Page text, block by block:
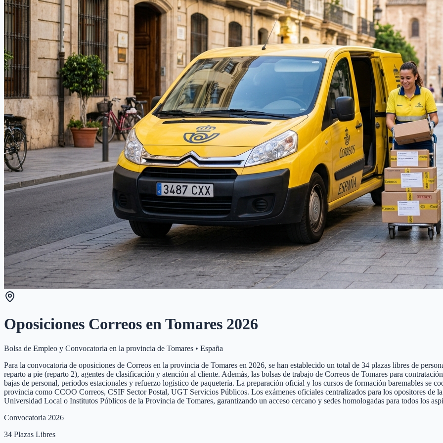
Oposiciones Correos enTomares 2026
Bolsa de Empleo y Convocatoria en la provincia de Tomares • España
Para la convocatoria de oposiciones de Correos en la provincia de Tomares en 2026, se han establecido un total de 34 plazas libres de
reparto a pie (reparto 2), agentes de clasificación y atención al cliente. Además, las bolsas de trabajo de Correos de Tomares para
bajas de personal, periodos estacionales y refuerzo logístico de paquetería. La preparación oficial y los cursos de formación baremables se
provincia como CCOO Correos, CSIF Sector Postal, UGT Servicios Públicos. Los exámenes oficiales centralizados para los opositores de
Universidad Local o Institutos Públicos de la Provincia de Tomares, garantizando un acceso cercano y sedes homologadas para todos los
Convocatoria 2026
34 Plazas Libres